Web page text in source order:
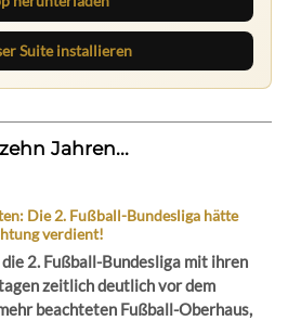
Suite installieren
Jahren...
Die 2. Fußball-Bundesliga hätte
verdient!
2. Fußball-Bundesliga mit ihren
zeitlich deutlich vor dem
beachteten Fußball-Oberhaus,